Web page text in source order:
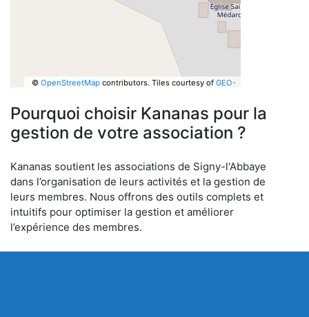
© OpenStreetMapcontributors. Tiles courtesy of GEO-
Pourquoi choisir Kananas pour la
gestion de votre association ?
Kananas soutient les associations de Signy-l'Abbaye
dans l’organisation de leurs activités et la gestion de
leurs membres. Nous offrons des outils complets et
intuitifs pour optimiser la gestion et améliorer
l’expérience des membres.